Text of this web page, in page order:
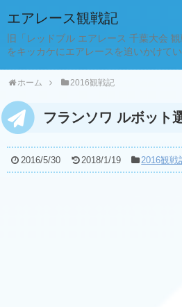
エアレース観戦記
旧「レッドブル エアレース 千葉大会
をキッカケにエアレースを追いかけて
ホーム 2016観戦記
フランソワ ルボット
2016/5/30 2018/1/19 2016観戦